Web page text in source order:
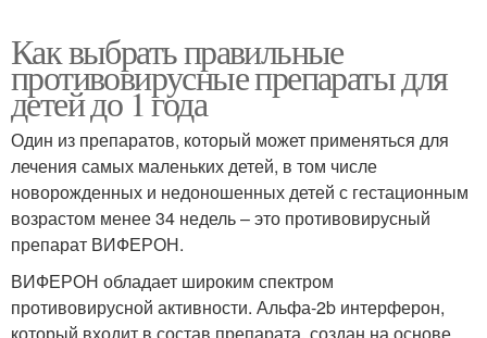
Как выбрать правильные
противовирусные препараты для
детей до 1 года
Один из препаратов, который может применяться для
лечения самых маленьких детей, в том числе
новорожденных и недоношенных детей с гестационным
возрастом менее 34 недель – это противовирусный
препарат ВИФЕРОН.
ВИФЕРОН обладает широким спектром
противовирусной активности. Альфа-2b интерферон,
который входит в состав препарата, создан на основе